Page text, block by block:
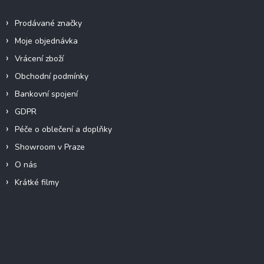
Prodávané značky
Moje objednávka
Vrácení zboží
Obchodní podmínky
Bankovní spojení
GDPR
Péče o oblečení a doplňky
Showroom v Praze
O nás
Krátké filmy